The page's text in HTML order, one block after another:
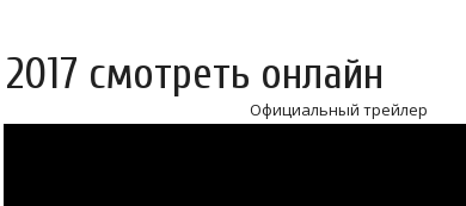
смотреть онлайн
Официальный трейлер